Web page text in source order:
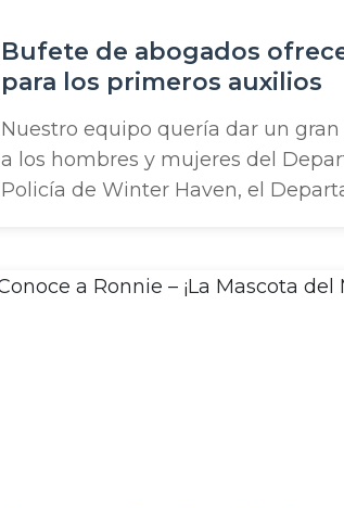
Bufete de abogados
para los primeros auxilios
Nuestro equipo quería dar un
a los hombres y mujeres del
Policía de Winter Haven, el
Rescate de Bomberos de Tampa